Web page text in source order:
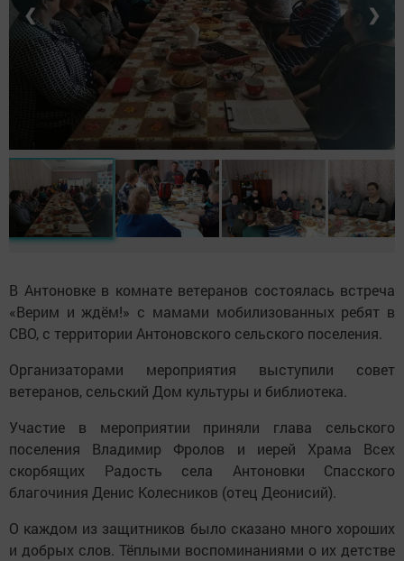
❮ ❯
В Антоновке в комнате ветеранов состоялась встреча
«Верим и ждём!» с мамами мобилизованных ребят в
СВО, с территории Антоновского сельского поселения.
Организаторами мероприятия выступили совет
ветеранов, сельский Дом культуры и библиотека.
Участие в мероприятии приняли глава сельского
поселения Владимир Фролов и иерей Храма Всех
скорбящих Радость села Антоновки Спасского
благочиния Денис Колесников (отец Деонисий).
О каждом из защитников было сказано много хороших
и добрых слов. Тёплыми воспоминаниями о их детстве